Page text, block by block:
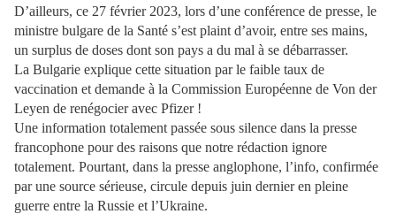
D’ailleurs, ce 27 février 2023, lors d’une conférence de presse, le
ministre bulgare de la Santé s’est plaint d’avoir, entre ses mains,
un surplus de doses dont son pays a du mal à se débarrasser.
La Bulgarie explique cette situation par le faible taux de
vaccination et demande à la Commission Européenne de Von der
Leyen de renégocier avec Pfizer !
Une information totalement passée sous silence dans la presse
francophone pour des raisons que notre rédaction ignore
totalement. Pourtant, dans la presse anglophone, l’info, confirmée
par une source sérieuse, circule depuis juin dernier en pleine
guerre entre la Russie et l’Ukraine.